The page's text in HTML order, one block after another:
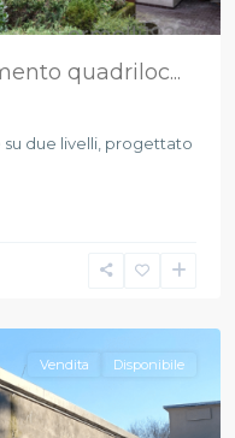
quadriloc...
due livelli, progettato
Vendita Disponibile